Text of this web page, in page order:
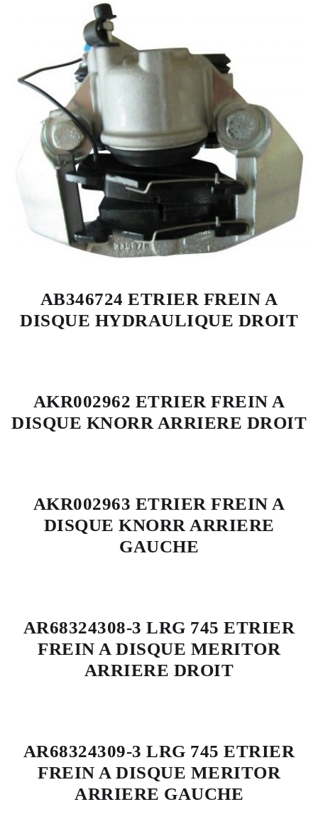
AB346724 ETRIER FREIN A
DISQUE HYDRAULIQUE DROIT
AKR002962 ETRIER FREIN A
DISQUE KNORR ARRIERE DROIT
AKR002963 ETRIER FREIN A
DISQUE KNORR ARRIERE
GAUCHE
AR68324308-3 LRG 745 ETRIER
FREIN A DISQUE MERITOR
ARRIERE DROIT
AR68324309-3 LRG 745 ETRIER
FREIN A DISQUE MERITOR
ARRIERE GAUCHE